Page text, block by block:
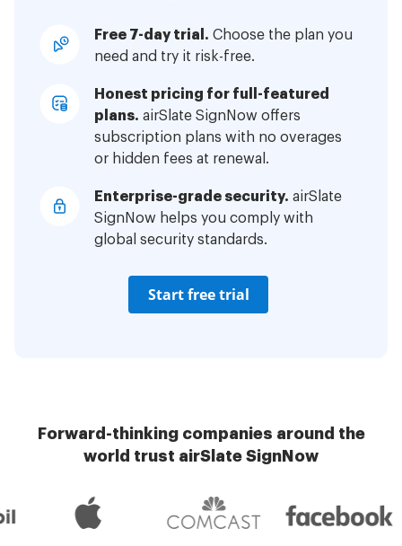
Free 7-day trial. Choose the plan you
need and try it risk-free.
Honest pricing for full-featured
plans. airSlate SignNow offers
subscription plans with no overages
or hidden fees at renewal.
Enterprise-grade security. airSlate
SignNow helps you comply with
global security standards.
Start free trial
Forward-thinking companies around the
world trust airSlate SignNow